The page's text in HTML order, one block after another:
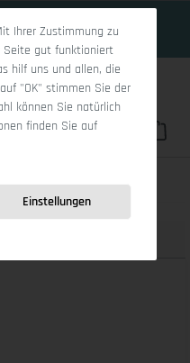
Du hast 0
L
Ihrer Zustimmung zu
Seite gut funktioniert
hilf uns und allen, die
"OK" stimmen Sie der
können Sie natürlich
finden Sie auf
Einstellungen